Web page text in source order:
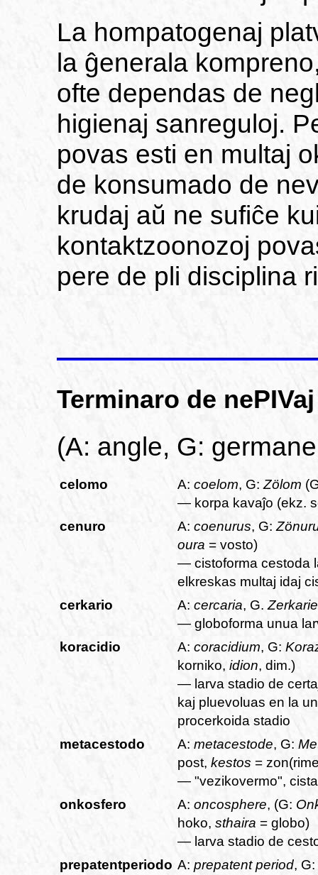
La hompatogenaj
la ĝenerala
ofte dependas de
higienaj sanreguloj.
povas esti en multaj
de konsumado de
krudaj aŭ ne sufiĉe
kontaktzoonozoj
pere de pli disciplina
Terminaro de
(A: angle, G:
celomo A: coelom, G:Zölom
— korpa kavaĵo (ekz.
cenuro
A: coenurus, G:
oura = vosto)
— cistoforma cestoda
elkreskas multaj idaj
cerkario
A: cercaria, G.Zerkarie
— globoforma unua
koracidio
A: coracidium, G:
korniko, idion, dim.)
— larva stadio de
kaj pluevoluas en la
procerkoida stadio
metacestodo
A: metacestode, G:
post, kestos =
— "vezikovermo",
onkosfero
A: oncosphere, (G:
hoko, sthaira = globo)
— larva stadio de
prepatentperiodo A: prepatent period, G: